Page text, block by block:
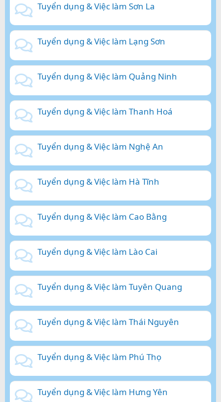
Tuyển dụng & Việc làm Sơn La
Tuyển dụng & Việc làm Lạng Sơn
Tuyển dụng & Việc làm Quảng Ninh
Tuyển dụng & Việc làm Thanh Hoá
Tuyển dụng & Việc làm Nghệ An
Tuyển dụng & Việc làm Hà Tĩnh
Tuyển dụng & Việc làm Cao Bằng
Tuyển dụng & Việc làm Lào Cai
Tuyển dụng & Việc làm Tuyên Quang
Tuyển dụng & Việc làm Thái Nguyên
Tuyển dụng & Việc làm Phú Thọ
Tuyển dụng & Việc làm Hưng Yên